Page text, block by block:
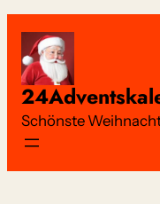
Inhalt
springen
Schönste